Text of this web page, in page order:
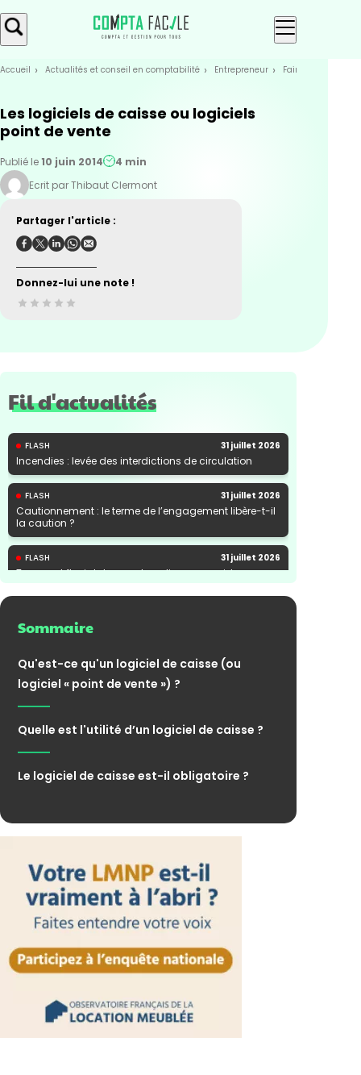
Skip
to
Aller au
contenu
Accueil Actualités et conseil en comptabilité Entrepreneur Faire sa compta
Les logiciels de caisse ou logiciels
point de vente
Publié le10 juin 2014
4 min
Ecrit par Thibaut Clermont
Partager l'article :
Donnez-lui une note !
Fil d'actualités
FLASH 31 juillet 2026
Incendies : levée des interdictions de circulation
FLASH 31 juillet 2026
Cautionnement : le terme de l’engagement libère-t-il
la caution ?
FLASH 31 juillet 2026
Transport fluvial de marchandises : une aide
financière bienvenue
Sommaire
Qu'est-ce qu'un logiciel de caisse (ou
logiciel « point de vente ») ?
Quelle est l'utilité d’un logiciel de caisse ?
Le logiciel de caisse est-il obligatoire ?